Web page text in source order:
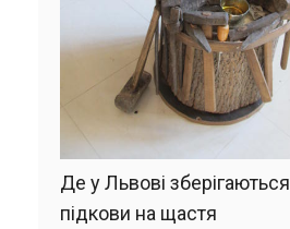
Де у Львові зберігаються
підкови на щастя